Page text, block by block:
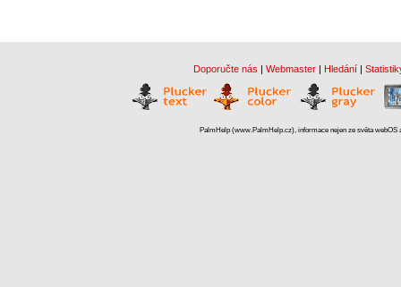
Doporučte nás | Webmaster | Hledání |
PalmHelp (www.PalmHelp.cz), informace nejen ze světa